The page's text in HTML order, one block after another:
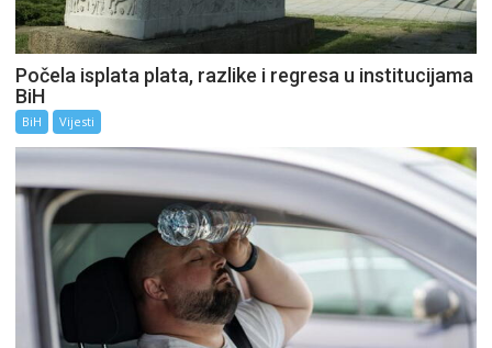
Počela isplata plata, razlike i regresa u institucijama
BiH
BiH Vijesti